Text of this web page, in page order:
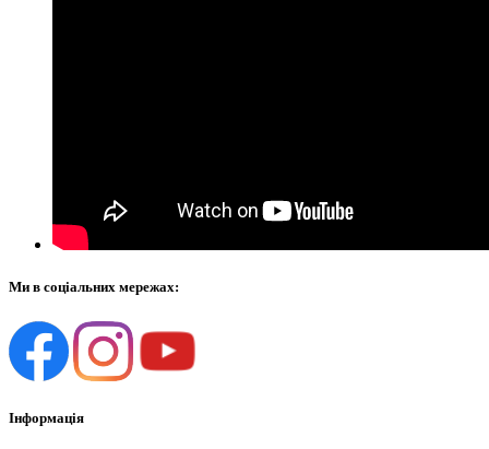
Ми в соціальних мережах:
Інформація